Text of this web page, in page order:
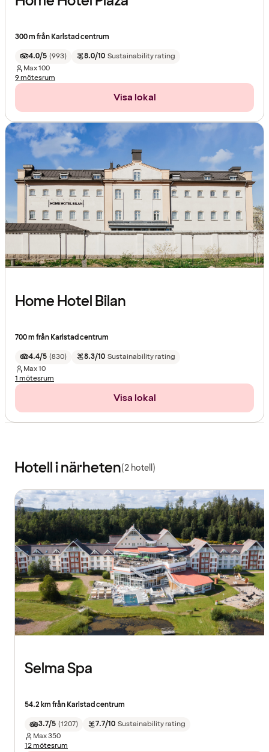
300 m från Karlstad centrum
4.0/5 (993) 8.0/10 Sustainability rating
Max100
9 mötesrum
Visa lokal
Home Hotel Bilan
700 m från Karlstad centrum
4.4/5 (830) 8.3/10 Sustainability rating
Max10
1 mötesrum
Visa lokal
Hotell i närheten(2 hotell)
Selma Spa
54.2 km från Karlstad centrum
3.7/5 (1207) 7.7/10 Sustainability rating
Max350
12 mötesrum